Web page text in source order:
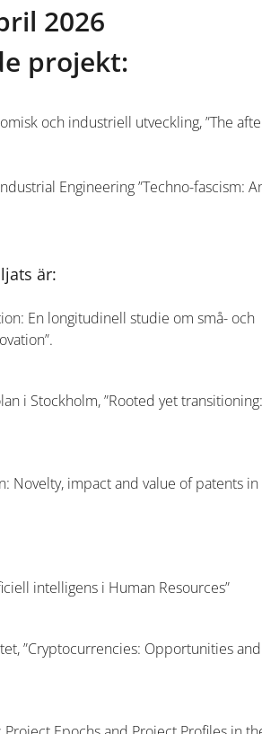
2026
projekt:
och industriell utveckling, ”The
Engineering ”Techno-fascism:
är:
En longitudinell studie om små- och
i Stockholm, ”Rooted yet transitioning:
Novelty, impact and value of patents
intelligens i Human Resources”
”Cryptocurrencies: Opportunities and